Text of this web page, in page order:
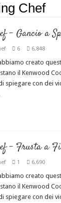
Chef
– Gancio a
6 6,848
creato
il Kenwood
con dei
– Frusta a
1 6,690
creato
il Kenwood
con dei